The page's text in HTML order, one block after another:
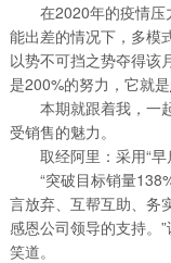
在2020年的疫情压
能出差的情况下，多模
以势不可挡之势夺得该
是200%的努力，它就是
本期就跟着我，一
受销售的魅力。
取经阿里：采用“
“突破目标销量
言放弃、互帮互助、务
感恩公司领导的支持。”
笑道。